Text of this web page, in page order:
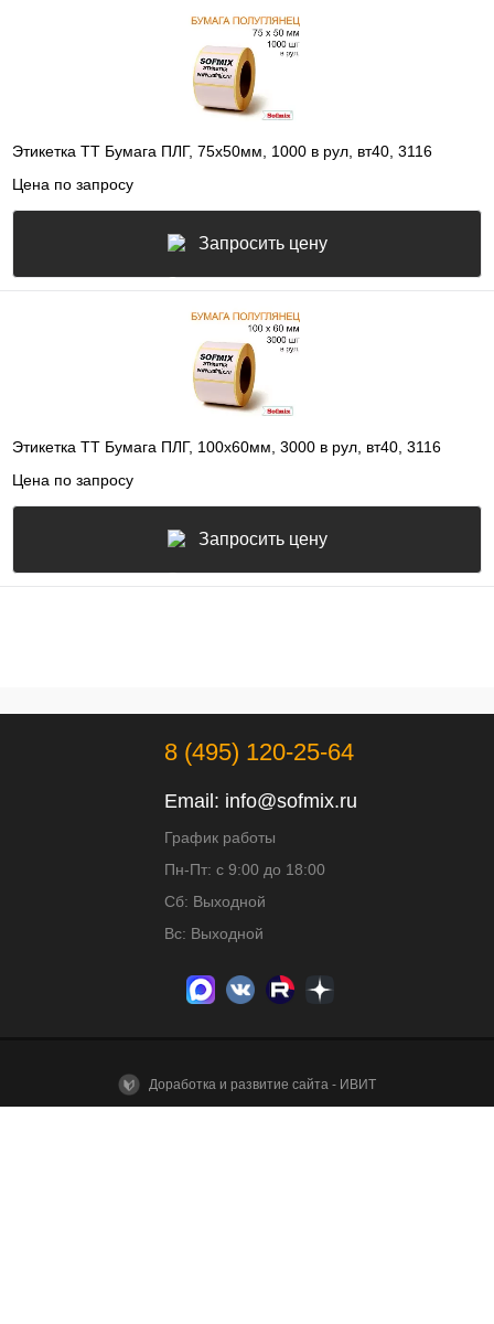
Этикетка ТТ Бумага ПЛГ, 75х50мм, 1000 в рул, вт40, 3116
Цена по запросу
Запросить цену
Этикетка ТТ Бумага ПЛГ, 100х60мм, 3000 в рул, вт40, 3116
Цена по запросу
Запросить цену
8 (495) 120-25-64
Email: info@sofmix.ru
График работы
Пн-Пт: с 9:00 до 18:00
Сб: Выходной
Вс: Выходной
Доработка и развитие сайта - ИВИТ